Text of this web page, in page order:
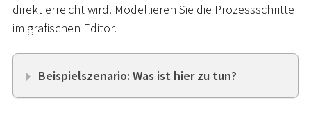
direkt erreicht wird. Modellieren Sie die Prozessschritte
im grafischen Editor.
Beispielszenario: Was ist hier zu tun?